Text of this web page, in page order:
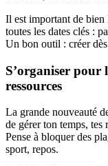
Il est important de
toutes les dates clés :
Un bon outil : créer
S’organiser pour
ressources
La grande nouveauté
de gérer ton temps, tes
Pense à bloquer des
sport, repos.